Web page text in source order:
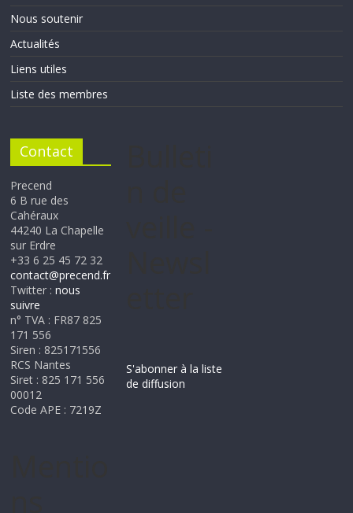
Nous soutenir
Actualités
Liens utiles
Liste des membres
Contact
Precend
6 B rue des
Cahéraux
44240 La Chapelle
sur Erdre
+33 6 25 45 72 32
contact@precend.fr
Twitter :nous
suivre
n° TVA : FR87 825
171 556
Siren : 825171556
RCS Nantes
Siret : 825 171 556
00012
Code APE : 7219Z
S'abonner à la liste
de diffusion